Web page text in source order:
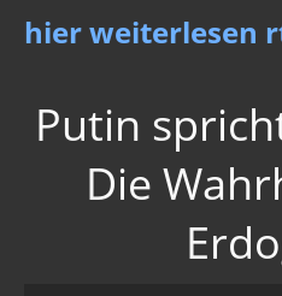
hier weiterlesen
Putin
Die